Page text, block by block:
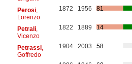
Perosi,
Lorenzo
1872 1956 81
Petrali,
Vicenzo
1822 1889 14
Petrassi,
Goffredo
1904 2003 58